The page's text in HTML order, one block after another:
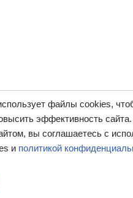
"Отправить", Вы
файлы cookies,
эффективность
вы соглашаетесь с
и политикой